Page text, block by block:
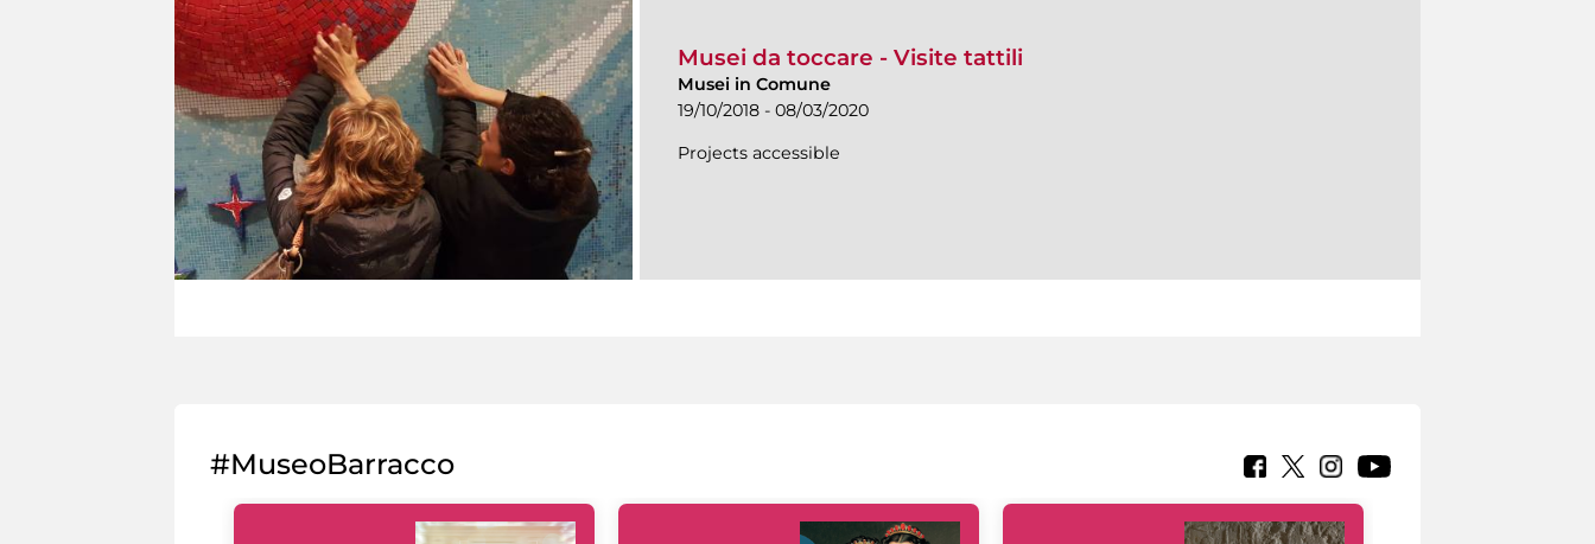
Musei da toccare - Visite tattili
Musei in Comune
19/10/2018 - 08/03/2020
Projects accessible
#MuseoBarracco